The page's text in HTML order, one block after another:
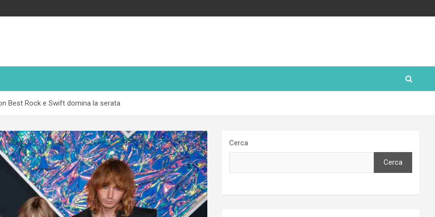
Best Rock e Swift domina la serata
Cerca
Cerca